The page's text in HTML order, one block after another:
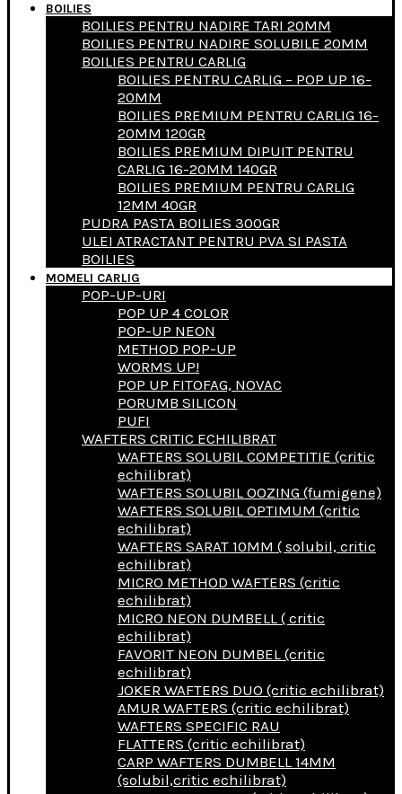
BOILIES
BOILIES PENTRU NADIRE TARI 20MM
BOILIES PENTRU NADIRE SOLUBILE 20MM
BOILIES PENTRU CARLIG
BOILIES PENTRU CARLIG – POP UP 16-
20MM
BOILIES PREMIUM PENTRU CARLIG 16-
20MM 120GR
BOILIES PREMIUM DIPUIT PENTRU
CARLIG 16-20MM 140GR
BOILIES PREMIUM PENTRU CARLIG
12MM 40GR
PUDRA PASTA BOILIES 300GR
ULEI ATRACTANT PENTRU PVA SI PASTA
BOILIES
MOMELI CARLIG
POP-UP-URI
POP UP 4 COLOR
POP-UP NEON
METHOD POP-UP
WORMS UP!
POP UP FITOFAG, NOVAC
PORUMB SILICON
PUFI
WAFTERS CRITIC ECHILIBRAT
WAFTERS SOLUBIL COMPETITIE (critic
echilibrat)
WAFTERS SOLUBIL OOZING (fumigene)
WAFTERS SOLUBIL OPTIMUM (critic
echilibrat)
WAFTERS SARAT 10MM ( solubil, critic
echilibrat)
MICRO METHOD WAFTERS (critic
echilibrat)
MICRO NEON DUMBELL ( critic
echilibrat)
FAVORIT NEON DUMBEL (critic
echilibrat)
JOKER WAFTERS DUO (critic echilibrat)
AMUR WAFTERS (critic echilibrat)
WAFTERS SPECIFIC RAU
FLATTERS (critic echilibrat)
CARP WAFTERS DUMBELL 14MM
(solubil,critic echilibrat)